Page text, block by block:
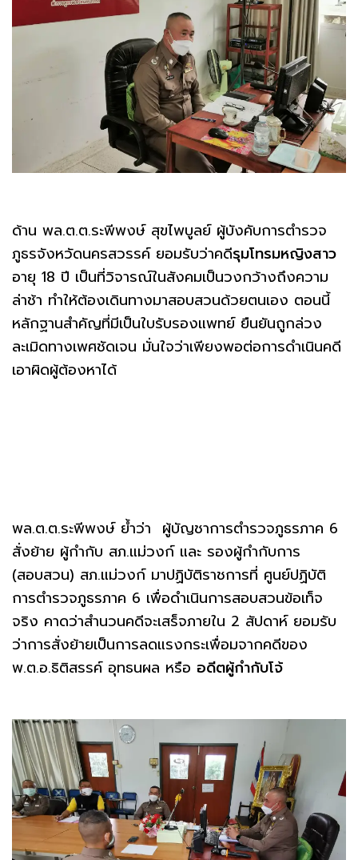
ด้าน พล.ต.ต.ระพีพงษ์ สุขไพบูลย์ ผู้บังคับการตำรวจ
ภูธรจังหวัดนครสวรรค์ ยอมรับว่าคดีรุมโทรมหญิงสาว
อายุ 18 ปี เป็นที่วิจารณ์ในสังคมเป็นวงกว้างถึงความ
ล่าช้า ทำให้ต้องเดินทางมาสอบสวนด้วยตนเอง ตอนนี้
หลักฐานสำคัญที่มีเป็นใบรับรองแพทย์ ยืนยันถูกล่วง
ละเมิดทางเพศชัดเจน มั่นใจว่าเพียงพอต่อการดำเนินคดี
เอาผิดผู้ต้องหาได้
พล.ต.ต.ระพีพงษ์ ย้ำว่า ผู้บัญชาการตำรวจภูธรภาค 6
สั่งย้าย ผู้กำกับ สภ.แม่วงก์ และ รองผู้กำกับการ
(สอบสวน) สภ.แม่วงก์ มาปฏิบัติราชการที่ ศูนย์ปฏิบัติ
การตำรวจภูธรภาค 6 เพื่อดำเนินการสอบสวนข้อเท็จ
จริง คาดว่าสำนวนคดีจะเสร็จภายใน 2 สัปดาห์ ยอมรับ
ว่าการสั่งย้ายเป็นการลดแรงกระเพื่อมจากคดีของ
พ.ต.อ.ธิติสรรค์ อุทธนผล หรือ อดีตผู้กำกับโจ้